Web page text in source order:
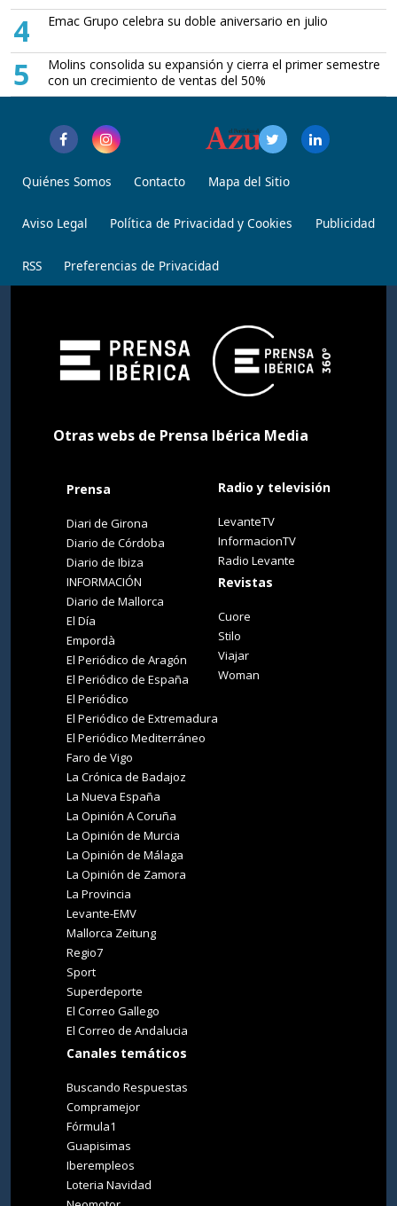
4 Emac Grupo celebra su doble aniversario en julio
5
Molins consolida su expansión y cierra el primer semestre
con un crecimiento de ventas del 50%
Quiénes Somos Contacto Mapa del Sitio
Aviso Legal Política de Privacidad y Cookies Publicidad
RSS Preferencias de Privacidad
Otras webs de Prensa Ibérica Media
Prensa
Diari de Girona
Diario de Córdoba
Diario de Ibiza
INFORMACIÓN
Diario de Mallorca
El Día
Empordà
El Periódico de Aragón
El Periódico de España
El Periódico
El Periódico de Extremadura
El Periódico Mediterráneo
Faro de Vigo
La Crónica de Badajoz
La Nueva España
La Opinión A Coruña
La Opinión de Murcia
La Opinión de Málaga
La Opinión de Zamora
La Provincia
Levante-EMV
Mallorca Zeitung
Regio7
Sport
Superdeporte
El Correo Gallego
El Correo de Andalucia
Canales temáticos
Buscando Respuestas
Compramejor
Fórmula1
Guapisimas
Iberempleos
Loteria Navidad
Radio y televisión
LevanteTV
InformacionTV
Radio Levante
Revistas
Cuore
Stilo
Viajar
Woman